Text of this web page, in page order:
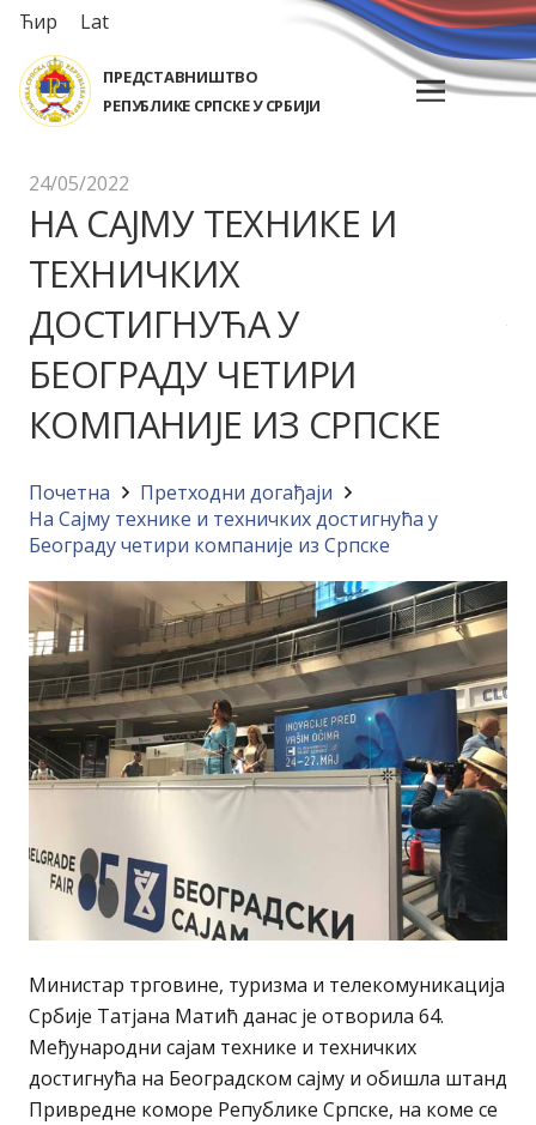
Ћир Lat
ПРЕДСТАВНИШТВО
РЕПУБЛИКЕ СРПСКЕ У СРБИЈИ
24/05/2022
НА САЈМУ ТЕХНИКЕ И
ТЕХНИЧКИХ
ДОСТИГНУЋА У
БЕОГРАДУ ЧЕТИРИ
КОМПАНИЈЕ ИЗ СРПСКЕ
Почетна
Претходни догађаји
На Сајму технике и техничких достигнућа у
Београду четири компаније из Српске
Министар трговине, туризма и телекомуникација
Србије Татјана Матић данас је отворила 64.
Међународни сајам технике и техничких
достигнућа на Београдском сајму и обишла штанд
Привредне коморе Републике Српске, на коме се